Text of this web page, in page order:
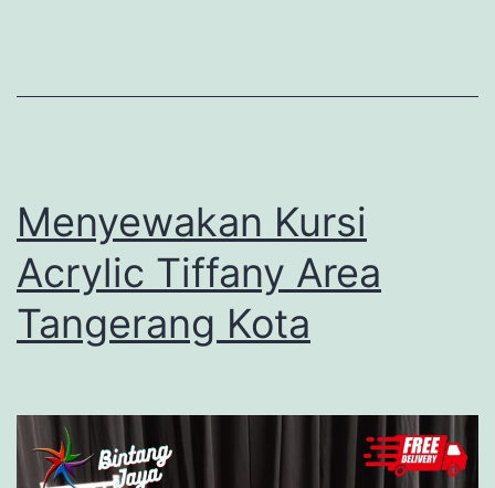
Menyewakan Kursi
Acrylic Tiffany Area
Tangerang Kota